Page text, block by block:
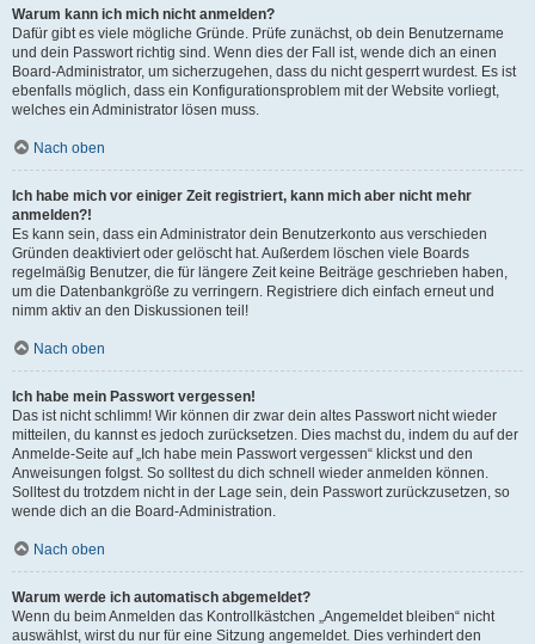
Warum kann ich mich nicht anmelden?
Dafür gibt es viele mögliche Gründe. Prüfe zunächst, ob dein Benutzername
und dein Passwort richtig sind. Wenn dies der Fall ist, wende dich an einen
Board-Administrator, um sicherzugehen, dass du nicht gesperrt wurdest. Es ist
ebenfalls möglich, dass ein Konfigurationsproblem mit der Website vorliegt,
welches ein Administrator lösen muss.
Nach oben
Ich habe mich vor einiger Zeit registriert, kann mich aber nicht mehr
anmelden?!
Es kann sein, dass ein Administrator dein Benutzerkonto aus verschieden
Gründen deaktiviert oder gelöscht hat. Außerdem löschen viele Boards
regelmäßig Benutzer, die für längere Zeit keine Beiträge geschrieben haben,
um die Datenbankgröße zu verringern. Registriere dich einfach erneut und
nimm aktiv an den Diskussionen teil!
Nach oben
Ich habe mein Passwort vergessen!
Das ist nicht schlimm! Wir können dir zwar dein altes Passwort nicht wieder
mitteilen, du kannst es jedoch zurücksetzen. Dies machst du, indem du auf der
Anmelde-Seite auf „Ich habe mein Passwort vergessen“ klickst und den
Anweisungen folgst. So solltest du dich schnell wieder anmelden können.
Solltest du trotzdem nicht in der Lage sein, dein Passwort zurückzusetzen, so
wende dich an die Board-Administration.
Nach oben
Warum werde ich automatisch abgemeldet?
Wenn du beim Anmelden das Kontrollkästchen „Angemeldet bleiben“ nicht
auswählst, wirst du nur für eine Sitzung angemeldet. Dies verhindert den